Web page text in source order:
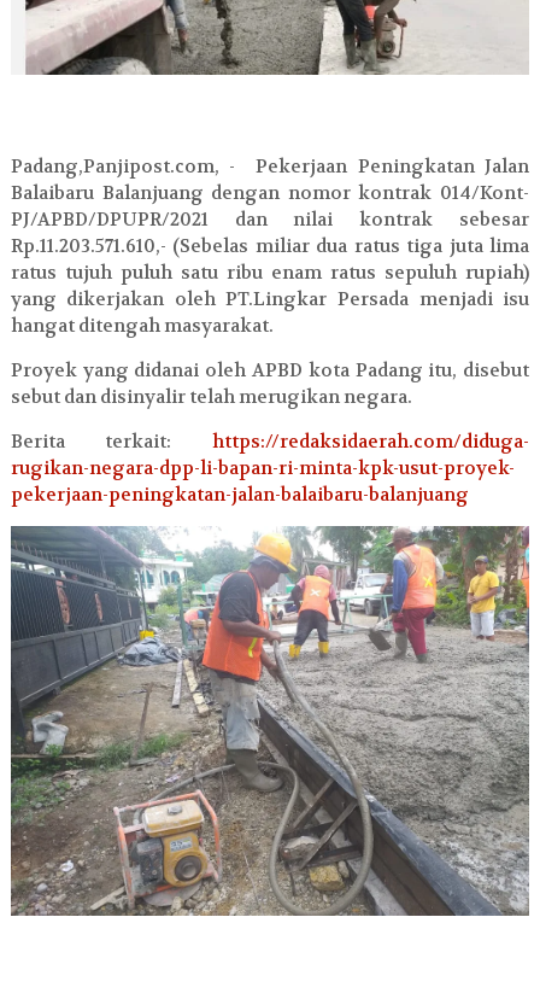
Padang,Panjipost.com, - Pekerjaan Peningkatan Jalan
Balaibaru Balanjuang dengan nomor kontrak 014/Kont-
PJ/APBD/DPUPR/2021 dan nilai kontrak sebesar
Rp.11.203.571.610,- (Sebelas miliar dua ratus tiga juta lima
ratus tujuh puluh satu ribu enam ratus sepuluh rupiah)
yang dikerjakan oleh PT.Lingkar Persada menjadi isu
hangat ditengah masyarakat.
Proyek yang didanai oleh APBD kota Padang itu, disebut
sebut dan disinyalir telah merugikan negara.
Berita terkait:https://redaksidaerah.com/diduga-
rugikan-negara-dpp-li-bapan-ri-minta-kpk-usut-proyek-
pekerjaan-peningkatan-jalan-balaibaru-balanjuang